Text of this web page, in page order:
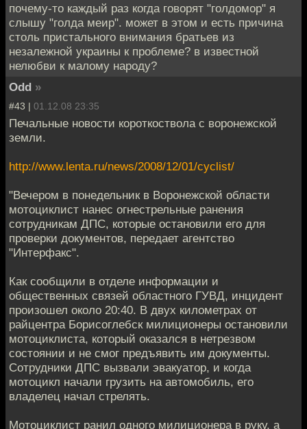
почему-то каждый раз когда говорят "голдомор" я
слышу "голда меир". может в этом и есть причина
столь пристального внимания братьев из
незалежной украины к проблеме? в известной
нелюбви к малому народу?
Odd »
#43 | 01.12.08 23:35
Печальные новости короткоствола с воронежской
земли.
http://www.lenta.ru/news/2008/12/01/cyclist/
"Вечером в понедельник в Воронежской области
мотоциклист нанес огнестрельные ранения
сотрудникам ДПС, которые остановили его для
проверки документов, передает агентство
"Интерфакс".
Как сообщили в отделе информации и
общественных связей областного ГУВД, инцидент
произошел около 20:40. В двух километрах от
райцентра Борисоглебск милиционеры остановили
мотоциклиста, который оказался в нетрезвом
состоянии и не смог предъявить им документы.
Сотрудники ДПС вызвали эвакуатор, и когда
мотоцикл начали грузить на автомобиль, его
владелец начал стрелять.
Мотоциклист ранил одного милиционера в руку, а